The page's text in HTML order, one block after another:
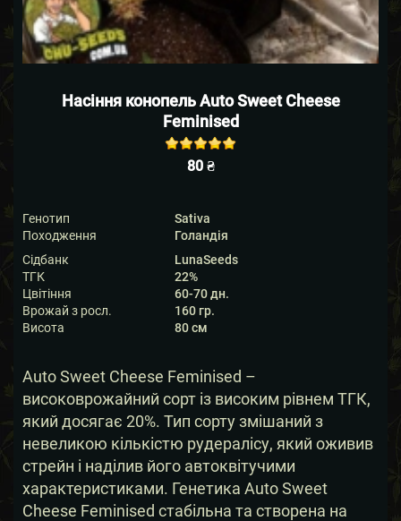
Насіння конопель Auto Sweet Cheese
Feminised
Ratedout of
5 based on
80 ₴
Генотип
Sativa
Походження
Голандія
Сідбанк
LunaSeeds
ТГК
22%
Цвітіння
60-70 дн.
Врожай з росл.
160 гр.
Висота
80 см
Auto Sweet Cheese Feminised –
високоврожайний сорт із високим рівнем ТГК,
який досягає 20%. Тип сорту змішаний з
невеликою кількістю рудералісу, який оживив
стрейн і наділив його автоквітучими
характеристиками. Генетика Auto Sweet
Cheese Feminised стабільна та створена на